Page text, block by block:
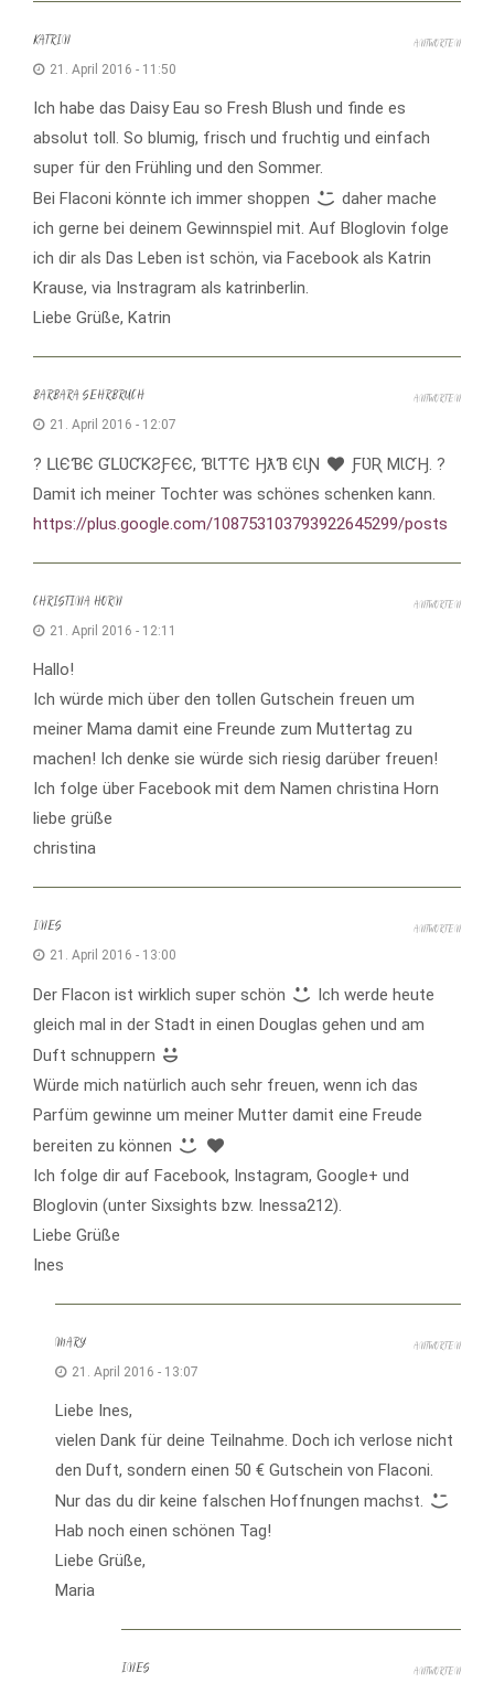
KATRIN
21. April 2016 - 11:50
Ich habe das Daisy Eau so Fresh Blush und finde es
absolut toll. So blumig, frisch und fruchtig und einfach
super für den Frühling und den Sommer.
Bei Flaconi könnte ich immer shoppen
daher mache
ich gerne bei deinem Gewinnspiel mit. Auf Bloglovin folge
ich dir als Das Leben ist schön, via Facebook als Katrin
Krause, via Instragram als katrinberlin.
Liebe Grüße, Katrin
ANTWORTEN
BARBARA SEHRBRUCH
21. April 2016 - 12:07
? ԼƖЄƁЄ ƓԼƲ̈ƇƘƧƑЄЄ, ƁƖƬƬЄ ӇƛƁ ЄƖƝ
ƑƲ̈Ʀ MƖƇӇ. ?
Damit ich meiner Tochter was schönes schenken kann.
https://plus.google.com/108753103793922645299/posts
ANTWORTEN
CHRISTINA HORN
21. April 2016 - 12:11
Hallo!
Ich würde mich über den tollen Gutschein freuen um
meiner Mama damit eine Freunde zum Muttertag zu
machen! Ich denke sie würde sich riesig darüber freuen!
Ich folge über Facebook mit dem Namen christina Horn
liebe grüße
christina
ANTWORTEN
INES
21. April 2016 - 13:00
Der Flacon ist wirklich super schön
Ich werde heute
gleich mal in der Stadt in einen Douglas gehen und am
Duft schnuppern
Würde mich natürlich auch sehr freuen, wenn ich das
Parfüm gewinne um meiner Mutter damit eine Freude
bereiten zu können
Ich folge dir auf Facebook, Instagram, Google+ und
Bloglovin (unter Sixsights bzw. Inessa212).
Liebe Grüße
Ines
ANTWORTEN
MARY
21. April 2016 - 13:07
Liebe Ines,
vielen Dank für deine Teilnahme. Doch ich verlose nicht
den Duft, sondern einen 50 € Gutschein von Flaconi.
Nur das du dir keine falschen Hoffnungen machst.
Hab noch einen schönen Tag!
Liebe Grüße,
Maria
ANTWORTEN
INES ANTWORTEN